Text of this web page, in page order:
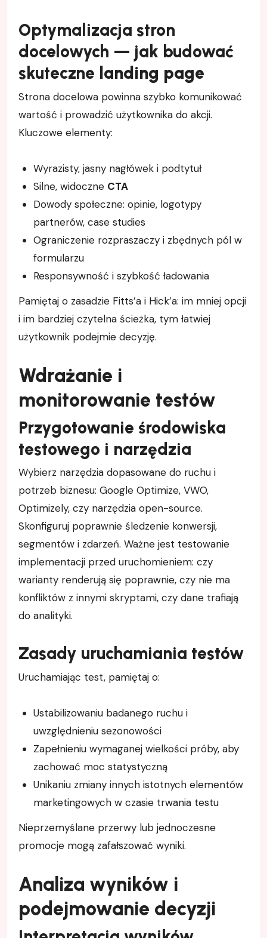
Optymalizacja stron
docelowych — jak budować
skuteczne landing page
Strona docelowa powinna szybko komunikować
wartość i prowadzić użytkownika do akcji.
Kluczowe elementy:
Wyrazisty, jasny nagłówek i podtytuł
Silne, widoczne CTA
Dowody społeczne: opinie, logotypy
partnerów, case studies
Ograniczenie rozpraszaczy i zbędnych pól w
formularzu
Responsywność i szybkość ładowania
Pamiętaj o zasadzie Fitts’a i Hick’a: im mniej opcji
i im bardziej czytelna ścieżka, tym łatwiej
użytkownik podejmie decyzję.
Wdrażanie i
monitorowanie testów
Przygotowanie środowiska
testowego i narzędzia
Wybierz narzędzia dopasowane do ruchu i
potrzeb biznesu: Google Optimize, VWO,
Optimizely, czy narzędzia open-source.
Skonfiguruj poprawnie śledzenie konwersji,
segmentów i zdarzeń. Ważne jest testowanie
implementacji przed uruchomieniem: czy
warianty renderują się poprawnie, czy nie ma
konfliktów z innymi skryptami, czy dane trafiają
do analityki.
Zasady uruchamiania testów
Uruchamiając test, pamiętaj o:
Ustabilizowaniu badanego ruchu i
uwzględnieniu sezonowości
Zapełnieniu wymaganej wielkości próby, aby
zachować moc statystyczną
Unikaniu zmiany innych istotnych elementów
marketingowych w czasie trwania testu
Nieprzemyślane przerwy lub jednoczesne
promocje mogą zafałszować wyniki.
Analiza wyników i
podejmowanie decyzji